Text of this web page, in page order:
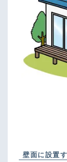
壁面に設置